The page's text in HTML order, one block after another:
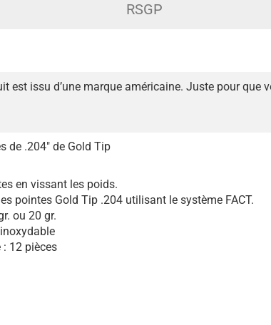
RSGP
est issu d’une marque américaine. Juste pour que
de .204" de Gold Tip
en vissant les poids.
pointes Gold Tip .204 utilisant le système FACT.
ou 20 gr.
12 pièces